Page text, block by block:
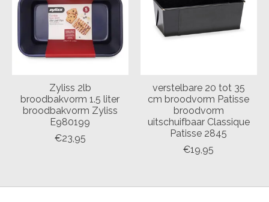
Zyliss 2lb
broodbakvorm 1.5 liter
broodbakvorm Zyliss
E980199
€23,95
verstelbare 20 tot 35
cm broodvorm Patisse
broodvorm
uitschuifbaar Classique
Patisse 2845
€19,95